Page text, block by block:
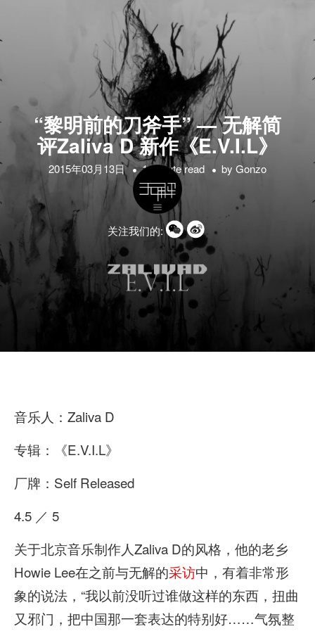
“黎明前的刀斧手” — 无解简
评Zaliva D 新作《E.V.I.L》
2015年03月13日 1 minute read by Gonzo
关注我们的:
音乐人：Zaliva D
专辑：《E.V.I.L》
厂牌：Self Released
4.5 ／ 5
关于北京音乐制作人Zaliva D的风格，他的老乡
Howie Lee在之前与无解的采访中，有着非常形
象的说法，“我以前没听过谁做这样的东西，扭曲
又邪门，把中国那一套表达的特别好……气氛整